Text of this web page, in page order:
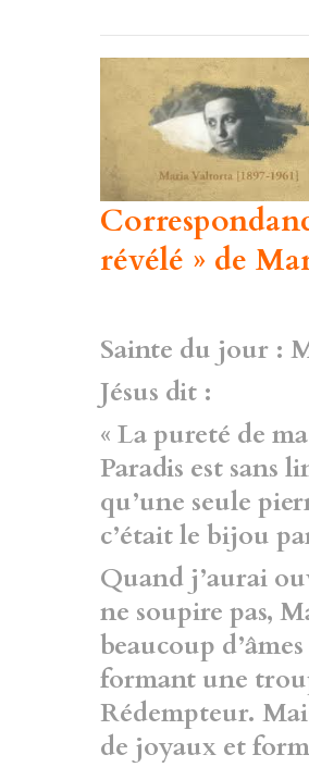
révélé » de
Sainte du jour :
Jésus dit :
« La pureté de
Paradis est sans
qu’une seule
c’était le bijou
Quand j’aurai
ne soupire pas,
beaucoup
formant une
Rédempteur.
de joyaux et